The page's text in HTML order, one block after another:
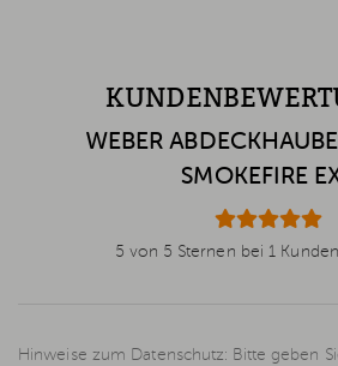
WEBER
SMOKEFIRE
5 von 5 Sternen bei 1
Hinweise zum Datenschutz: Bitte geben